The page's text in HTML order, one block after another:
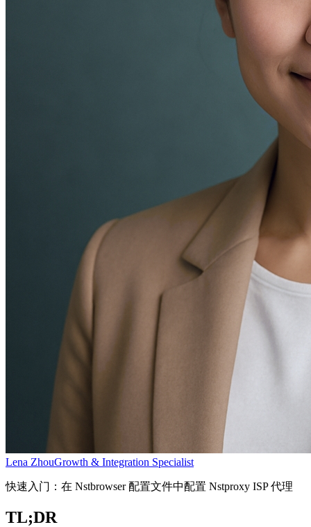
Lena ZhouGrowth & Integration Specialist
快速入门：在 Nstbrowser 配置文件中配置 Nstproxy ISP 代理
TL;DR